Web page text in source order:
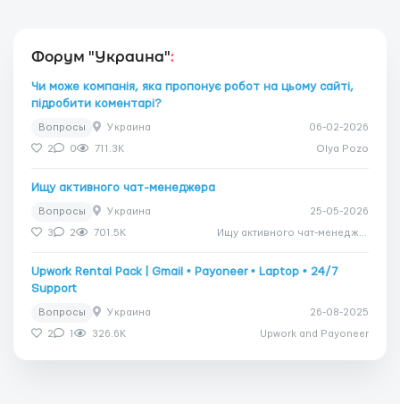
Форум "Украина":
Чи може компанія, яка пропонує робот на цьому сайті,
підробити коментарі?
Вопросы Украина 06-02-2026
2 0 711.3K Olya Pozo
Ищу активного чат-менеджера
Вопросы Украина 25-05-2026
3 2 701.5K
Upwork Rental Pack | Gmail • Payoneer • Laptop • 24/7
Support
Вопросы Украина 26-08-2025
2 1 326.6K Upwork and Payoneer